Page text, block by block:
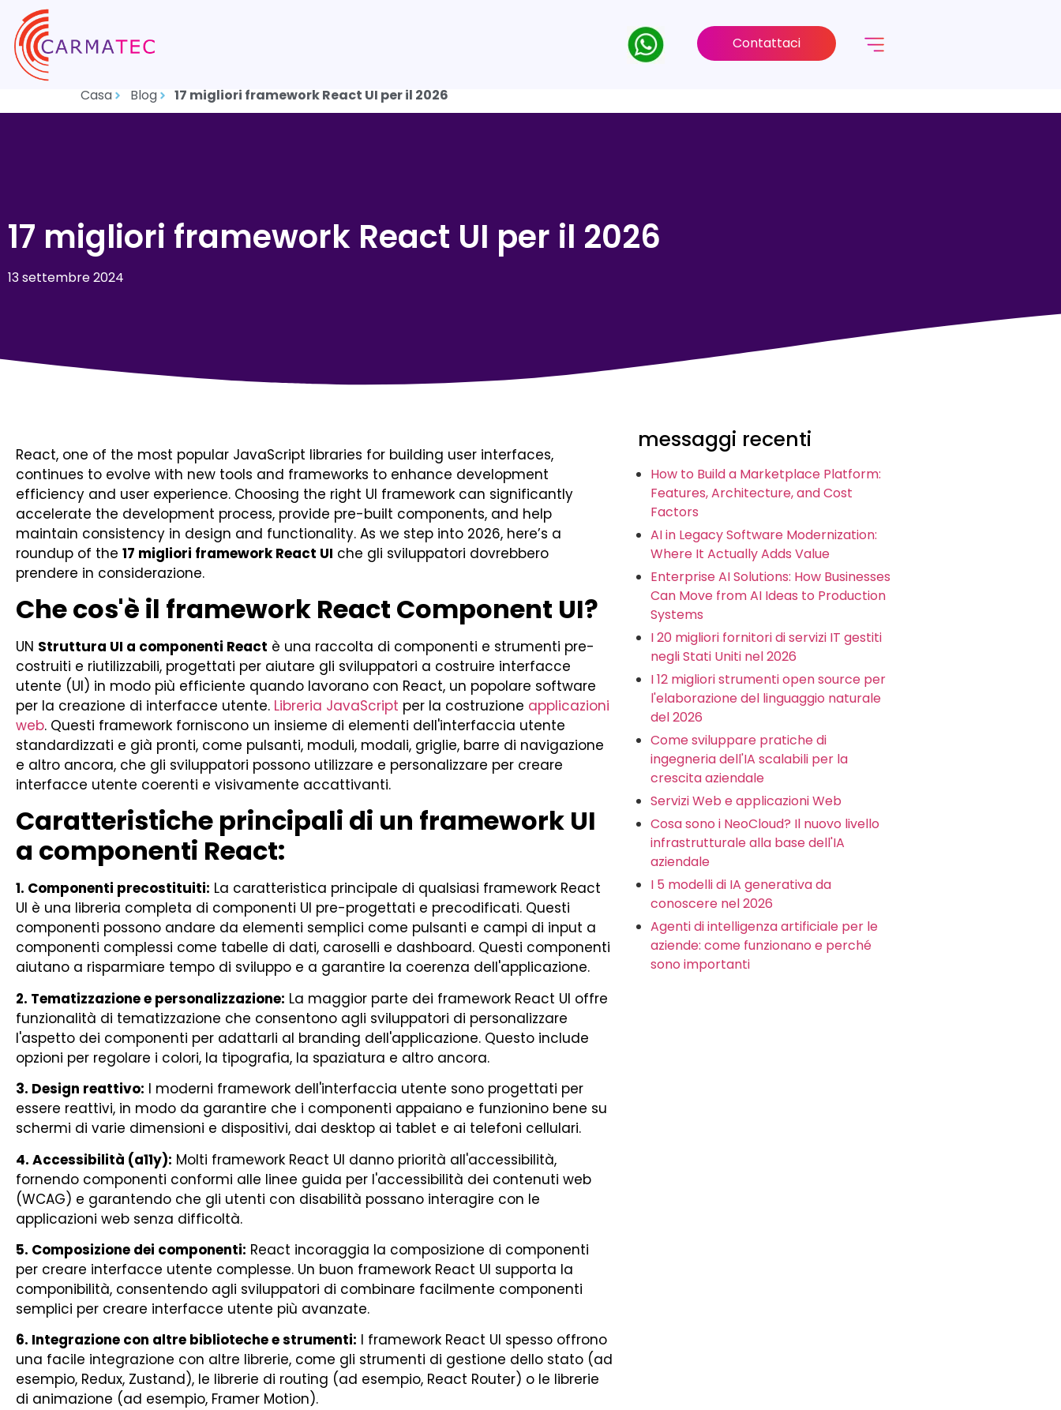
Contattaci
Casa Blog 17 migliori framework React UI per il 2026
17 migliori framework React UI per il 2026
13 settembre 2024
React, one of the most popular JavaScript libraries for building user interfaces,
continues to evolve with new tools and frameworks to enhance development
efficiency and user experience. Choosing the right UI framework can significantly
accelerate the development process, provide pre-built components, and help
maintain consistency in design and functionality. As we step into 2026, here’s a
roundup of the 17 migliori framework React UI che gli sviluppatori dovrebbero
prendere in considerazione.
Che cos'è il framework React Component UI?
UN Struttura UI a componenti React è una raccolta di componenti e strumenti pre-
costruiti e riutilizzabili, progettati per aiutare gli sviluppatori a costruire interfacce
utente (UI) in modo più efficiente quando lavorano con React, un popolare software
per la creazione di interfacce utente. Libreria JavaScript per la costruzione applicazioni
web. Questi framework forniscono un insieme di elementi dell'interfaccia utente
standardizzati e già pronti, come pulsanti, moduli, modali, griglie, barre di navigazione
e altro ancora, che gli sviluppatori possono utilizzare e personalizzare per creare
interfacce utente coerenti e visivamente accattivanti.
Caratteristiche principali di un framework UI
a componenti React:
1. Componenti precostituiti: La caratteristica principale di qualsiasi framework React
UI è una libreria completa di componenti UI pre-progettati e precodificati. Questi
componenti possono andare da elementi semplici come pulsanti e campi di input a
componenti complessi come tabelle di dati, caroselli e dashboard. Questi componenti
aiutano a risparmiare tempo di sviluppo e a garantire la coerenza dell'applicazione.
2. Tematizzazione e personalizzazione: La maggior parte dei framework React UI offre
funzionalità di tematizzazione che consentono agli sviluppatori di personalizzare
l'aspetto dei componenti per adattarli al branding dell'applicazione. Questo include
opzioni per regolare i colori, la tipografia, la spaziatura e altro ancora.
3. Design reattivo: I moderni framework dell'interfaccia utente sono progettati per
essere reattivi, in modo da garantire che i componenti appaiano e funzionino bene su
schermi di varie dimensioni e dispositivi, dai desktop ai tablet e ai telefoni cellulari.
4. Accessibilità (a11y): Molti framework React UI danno priorità all'accessibilità,
fornendo componenti conformi alle linee guida per l'accessibilità dei contenuti web
(WCAG) e garantendo che gli utenti con disabilità possano interagire con le
applicazioni web senza difficoltà.
5. Composizione dei componenti: React incoraggia la composizione di componenti
per creare interfacce utente complesse. Un buon framework React UI supporta la
componibilità, consentendo agli sviluppatori di combinare facilmente componenti
semplici per creare interfacce utente più avanzate.
6. Integrazione con altre biblioteche e strumenti: I framework React UI spesso offrono
una facile integrazione con altre librerie, come gli strumenti di gestione dello stato (ad
esempio, Redux, Zustand), le librerie di routing (ad esempio, React Router) o le librerie
di animazione (ad esempio, Framer Motion).
messaggi recenti
How to Build a Marketplace Platform:
Features, Architecture, and Cost
Factors
AI in Legacy Software Modernization:
Where It Actually Adds Value
Enterprise AI Solutions: How Businesses
Can Move from AI Ideas to Production
Systems
I 20 migliori fornitori di servizi IT gestiti
negli Stati Uniti nel 2026
I 12 migliori strumenti open source per
l'elaborazione del linguaggio naturale
del 2026
Come sviluppare pratiche di
ingegneria dell'IA scalabili per la
crescita aziendale
Servizi Web e applicazioni Web
Cosa sono i NeoCloud? Il nuovo livello
infrastrutturale alla base dell'IA
aziendale
I 5 modelli di IA generativa da
conoscere nel 2026
Agenti di intelligenza artificiale per le
aziende: come funzionano e perché
sono importanti